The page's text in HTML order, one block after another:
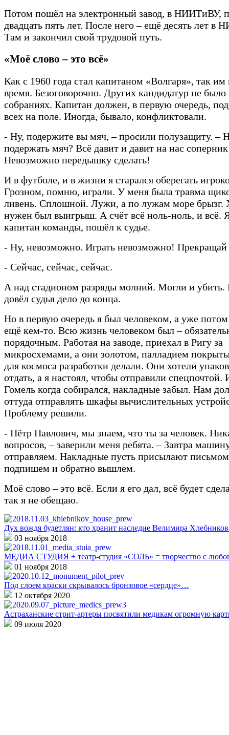
Потом пошёл на электронный завод, в НИИТиВУ,
двадцать пять лет. После него – ещё десять лет в
Там и закончил свой трудовой путь.
«Моё слово – это всё»
Как с 1960 года стал капитаном «Волгаря», так им
время. Безоговорочно. Других кандидатур не было
собраниях. Капитан должен, в первую очередь,
всех на поле. Иногда, бывало, конфликтовали.
- Ну, подержите вы мяч, – просили полузащиту. –
подержать мяч? Всё давит и давит на нас
Невозможно передышку сделать!
И в футболе, и в жизни я старался оберегать
Грозном, помню, играли. У меня была травма
ливень. Сплошной. Лужи, а по лужам море брызг.
нужен был выигрыш. А счёт всё ноль-ноль, и всё.
капитан команды, пошёл к судье.
- Ну, невозможно. Играть невозможно! Прекращай
- Сейчас, сейчас, сейчас.
А над стадионом разряды молний. Могли и
довёл судья дело до конца.
Но в первую очередь я был человеком, а уже
ещё кем-то. Всю жизнь человеком был –
порядочным. Работая на заводе, приехал в Ригу за
микросхемами, а они золотом, палладием
для космоса разработки делали. Они хотели
отдать, а я настоял, чтобы отправили спецпочтой.
Гомель когда собирался, накладные забыл. Нам
оттуда отправлять шкафы вычислительных
Проблему решили.
- Пётр Павлович, мы знаем, что ты за человек.
вопросов, – заверили меня ребята. – Завтра
отправляем. Накладные пусть присылают
подпишем и обратно вышлем.
Моё слово – это всё. Если я его дал, всё будет
так я не обещаю.
Дух вождя будетлян: кто хранит наследие Велимира
03 ноября 2018
МЕДИА СТУДИЯ + театр-студия «СОЛЬ» = творчество с
01 ноября 2018
Под слоем краски скрывалось бронзовое «сердце»…
12 октября 2020
Астраханские стрит-артеры посвятили медикам огромную
09 июля 2020